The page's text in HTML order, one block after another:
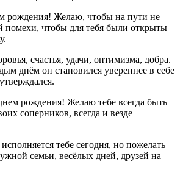
рождения! Желаю, чтобы на пути не
помехи, чтобы для тебя были открыты
счастья, удачи, оптимизма, добра.
днём он становился увереннее в себе
рождения! Желаю тебе всегда быть
соперников, всегда и везде
тебе сегодня, но пожелать
семьи, весёлых дней, друзей на